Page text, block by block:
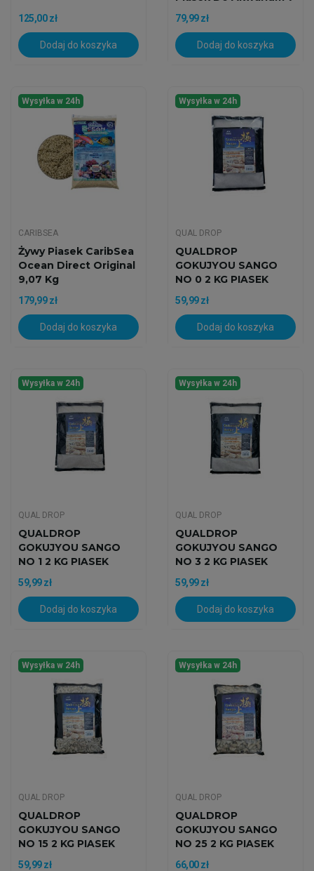
125,00 zł
Dodaj do koszyka
Kg
79,99 zł
Dodaj do koszyka
Wysyłka w 24h
CARIBSEA
Żywy Piasek CaribSea
Ocean Direct Original
9,07 Kg
179,99 zł
Dodaj do koszyka
Wysyłka w 24h
QUAL DROP
QUALDROP
GOKUJYOU SANGO
NO 0 2 KG PIASEK
KORALOWY
59,99 zł
Dodaj do koszyka
Wysyłka w 24h
QUAL DROP
QUALDROP
GOKUJYOU SANGO
NO 1 2 KG PIASEK
KORALOWY
59,99 zł
Dodaj do koszyka
Wysyłka w 24h
QUAL DROP
QUALDROP
GOKUJYOU SANGO
NO 3 2 KG PIASEK
KORALOWY
59,99 zł
Dodaj do koszyka
Wysyłka w 24h
QUAL DROP
QUALDROP
GOKUJYOU SANGO
NO 15 2 KG PIASEK
KORALOWY
59,99 zł
Wysyłka w 24h
QUAL DROP
QUALDROP
GOKUJYOU SANGO
NO 25 2 KG PIASEK
KORALOWY
66,00 zł